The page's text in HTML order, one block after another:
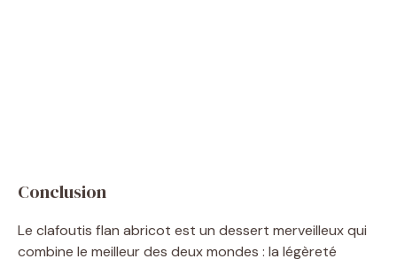
Conclusion
Le clafoutis flan abricot est un dessert merveilleux qui
combine le meilleur des deux mondes : la légèreté